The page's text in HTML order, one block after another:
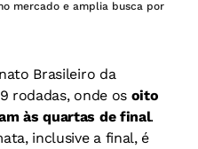
mercado e amplia busca por
Brasileiro da
rodadas, onde os oito
às quartas de final.
inclusive a final, é